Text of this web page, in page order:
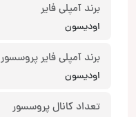
برند آمپلی فایر
اودیسون
برند آمپلی فایر پروسسور
اودیسون
تعداد کانال‌ پروسسور